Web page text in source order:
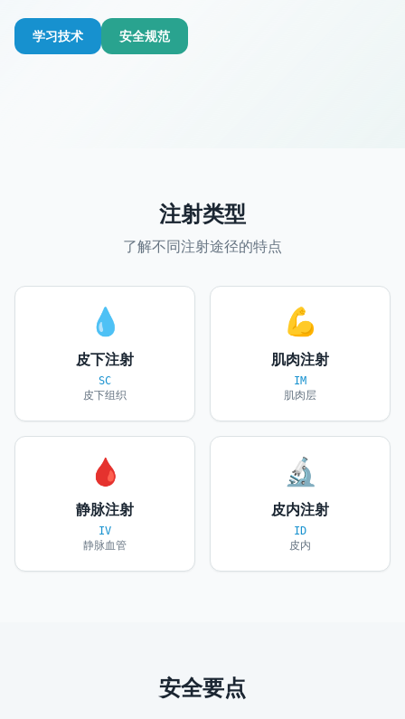
学习技术 安全规范
注射类型
了解不同注射途径的特点
💧
皮下注射
SC
皮下组织
💪
肌肉注射
IM
肌肉层
🩸
静脉注射
IV
静脉血管
🔬
皮内注射
ID
皮内
安全要点